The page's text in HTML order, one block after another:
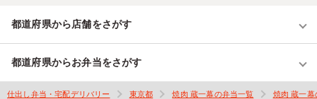
都道府県から店舗をさがす
都道府県からお弁当をさがす
仕出し弁当・宅配デリバリー 東京都 焼肉 蔵一幕の弁当一覧 焼肉 蔵一幕